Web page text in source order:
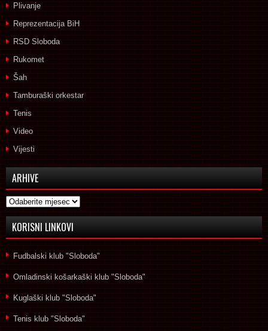
Plivanje
Reprezentacija BiH
RSD Sloboda
Rukomet
Šah
Tamburaški orkestar
Tenis
Video
Vijesti
ARHIVE
Arhive
KORISNI LINKOVI
Fudbalski klub "Sloboda"
Omladinski košarkaški klub "Sloboda"
Kuglaški klub "Sloboda"
Tenis klub "Sloboda"